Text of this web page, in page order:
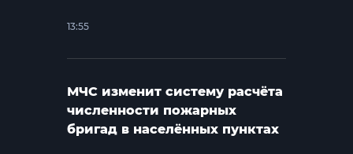
13:55
МЧС изменит систему расчёта
численности пожарных
бригад в населённых пунктах